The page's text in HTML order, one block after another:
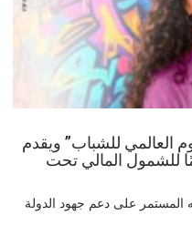
العالمي للشباب” ويقدم
للشمول المالي تحت
المستمر على دعم جهود الدولة